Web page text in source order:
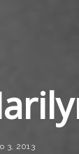
3, 2013